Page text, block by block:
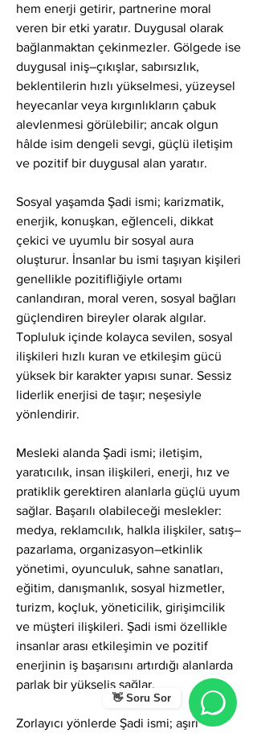
👋 Soru Sor
hem enerji getirir, partnerine moral
veren bir etki yaratır. Duygusal olarak
bağlanmaktan çekinmezler. Gölgede ise
duygusal iniş–çıkışlar, sabırsızlık,
beklentilerin hızlı yükselmesi, yüzeysel
heyecanlar veya kırgınlıkların çabuk
alevlenmesi görülebilir; ancak olgun
hâlde isim dengeli sevgi, güçlü iletişim
ve pozitif bir duygusal alan yaratır.
Sosyal yaşamda Şadi ismi; karizmatik,
enerjik, konuşkan, eğlenceli, dikkat
çekici ve uyumlu bir sosyal aura
oluşturur. İnsanlar bu ismi taşıyan kişileri
genellikle pozitifliğiyle ortamı
canlandıran, moral veren, sosyal bağları
güçlendiren bireyler olarak algılar.
Topluluk içinde kolayca sevilen, sosyal
ilişkileri hızlı kuran ve etkileşim gücü
yüksek bir karakter yapısı sunar. Sessiz
liderlik enerjisi de taşır; neşesiyle
yönlendirir.
Mesleki alanda Şadi ismi; iletişim,
yaratıcılık, insan ilişkileri, enerji, hız ve
pratiklik gerektiren alanlarla güçlü uyum
sağlar. Başarılı olabileceği meslekler:
medya, reklamcılık, halkla ilişkiler, satış–
pazarlama, organizasyon–etkinlik
yönetimi, oyunculuk, sahne sanatları,
eğitim, danışmanlık, sosyal hizmetler,
turizm, koçluk, yöneticilik, girişimcilik
ve müşteri ilişkileri. Şadi ismi özellikle
insanlar arası etkileşimin ve pozitif
enerjinin iş başarısını artırdığı alanlarda
parlak bir yükseliş sağlar.
Zorlayıcı yönlerde Şadi ismi; aşırı